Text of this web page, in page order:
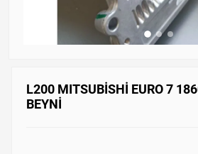
L200 MITSUBİSHİ EURO 7
BEYNİ